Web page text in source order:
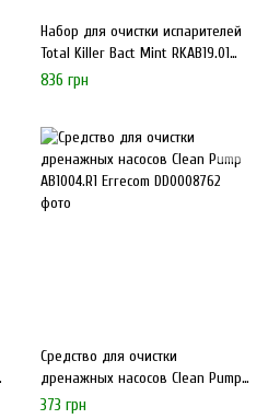
Набор для очистки испарителей
Total Killer Bact Mint RKAB19.01
Errecom
836 грн
Средство для очистки
дренажных насосов Clean Pump
AB1004.R1 Errecom
373 грн